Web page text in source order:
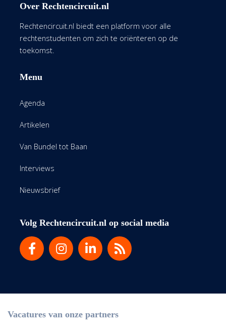
Over Rechtencircuit.nl
Rechtencircuit.nl biedt een platform voor alle
rechtenstudenten om zich te oriënteren op de
toekomst.
Menu
Agenda
Artikelen
Van Bundel tot Baan
Interviews
Nieuwsbrief
Volg Rechtencircuit.nl op social media
Vacatures van onze partners